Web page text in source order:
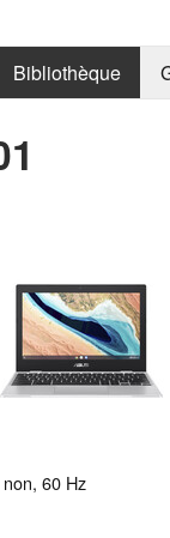
Bibliothèque
60 Hz